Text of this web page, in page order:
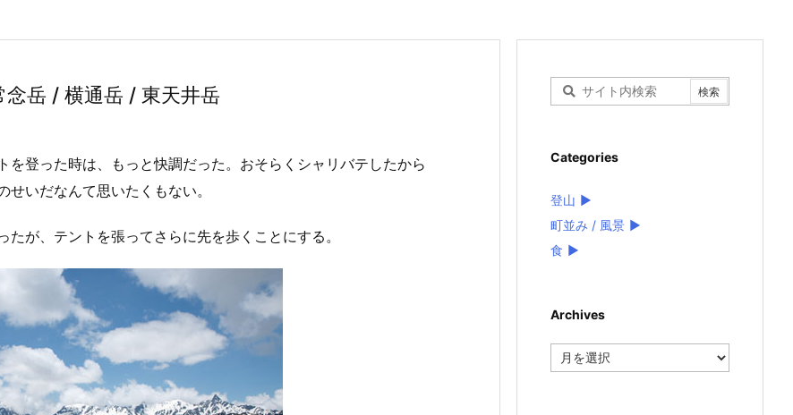
岳 / 横通岳 / 東天井岳
登った時は、もっと快調だった。おそらくシャリバテしたから
いだなんて思いたくもない。
が、テントを張ってさらに先を歩くことにする。
Categories
登山 ►
町並み / 風景 ►
食 ►
Archives
Archives